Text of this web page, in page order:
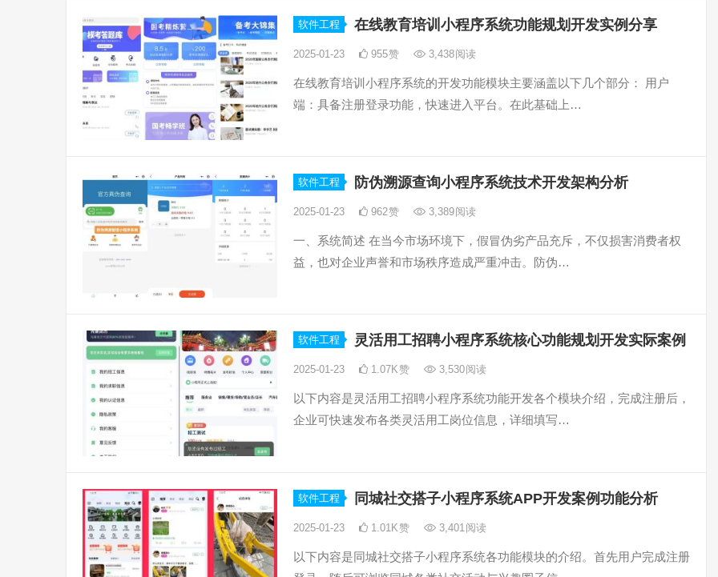
软件工程 在线教育培训小程序系统功能规划开发实例分享
2025-01-23 955赞 3,438阅读
在线教育培训小程序系统的开发功能模块主要涵盖以下几个部分： 用户
端：具备注册登录功能，快速进入平台。在此基础上…
软件工程 防伪溯源查询小程序系统技术开发架构分析
2025-01-23 962赞 3,389阅读
一、系统简述 在当今市场环境下，假冒伪劣产品充斥，不仅损害消费者权
益，也对企业声誉和市场秩序造成严重冲击。防伪…
软件工程 灵活用工招聘小程序系统核心功能规划开发实际案例
2025-01-23 1.07K赞 3,530阅读
以下内容是灵活用工招聘小程序系统功能开发各个模块介绍，完成注册后，
企业可快速发布各类灵活用工岗位信息，详细填写…
软件工程 同城社交搭子小程序系统APP开发案例功能分析
2025-01-23 1.01K赞 3,401 阅读
以下内容是同城社交搭子小程序系统各功能模块的介绍。首先用户完成注册